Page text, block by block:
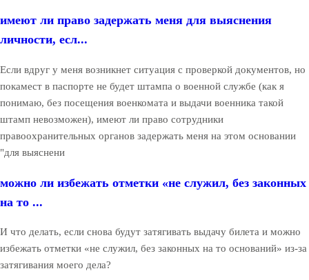
имеют ли право задержать меня для выяснения
личности, есл...
Если вдруг у меня возникнет ситуация с проверкой документов, но
покамест в паспорте не будет штампа о военной службе (как я
понимаю, без посещения военкомата и выдачи военника такой
штамп невозможен), имеют ли право сотрудники
правоохранительных органов задержать меня на этом основании
"для выяснени
можно ли избежать отметки «не служил, без законных
на то ...
И что делать, если снова будут затягивать выдачу билета и можно
избежать отметки «не служил, без законных на то оснований» из-за
затягивания моего дела?